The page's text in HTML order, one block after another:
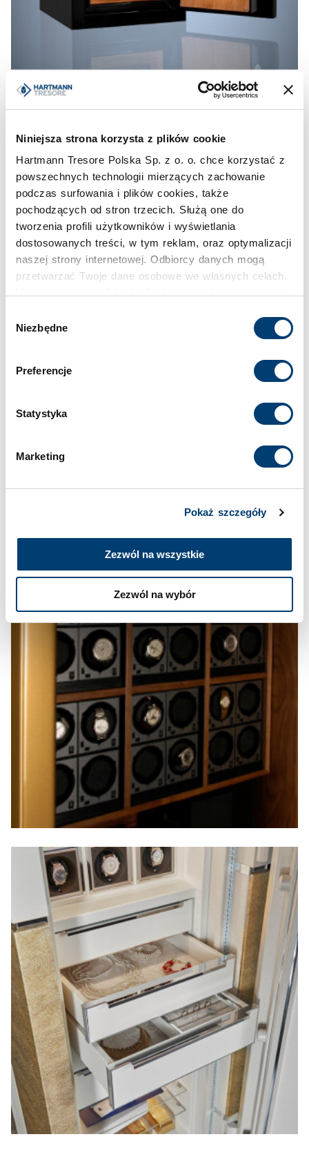
Niniejsza strona korzysta z plików cookie
Hartmann Tresore Polska Sp. z o. o. chce korzystać z
powszechnych technologii mierzących zachowanie
podczas surfowania i plików cookies, także
pochodzących od stron trzecich. Służą one do
tworzenia profili użytkowników i wyświetlania
dostosowanych treści, w tym reklam, oraz optymalizacji
naszej strony internetowej. Odbiorcy danych mogą
przetwarzać Twoje dane osobowe we własnych celach.
odrzucić i wycofać swoją zgodę w dowolnej chwili ze
w Polityce prywatności
Polityce wykorzystywania
zgody
Niezbędne
Preferencje
Statystyka
Marketing
Pokaż szczegóły
Zezwól na wszystkie
Zezwól na wybór